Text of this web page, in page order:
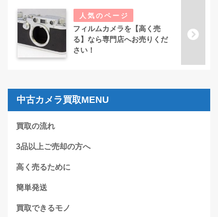
フィルムカメラを【高く売
る】なら専門店へお売りくだ
さい！
中古カメラ買取MENU
買取の流れ
3品以上ご売却の方へ
高く売るために
簡単発送
買取できるモノ